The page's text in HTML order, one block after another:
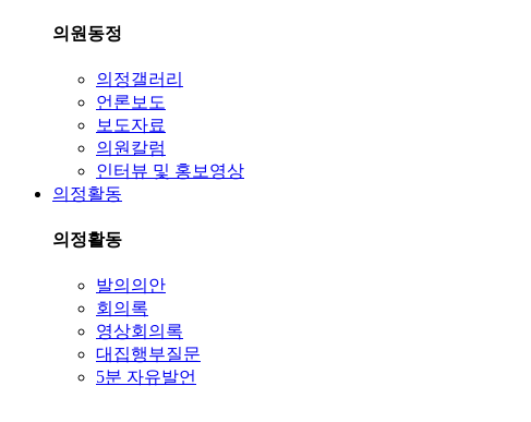
의원동정
의정갤러리
언론보도
보도자료
의원칼럼
인터뷰 및 홍보영상
의정활동
의정활동
발의의안
회의록
영상회의록
대집행부질문
5분 자유발언